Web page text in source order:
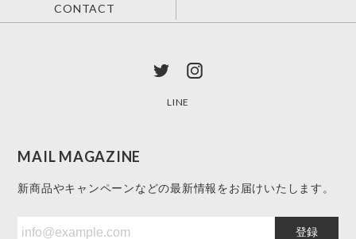
CONTACT
LINE
MAIL MAGAZINE
新商品やキャンペーンなどの最新情報をお届けいたします。
登録